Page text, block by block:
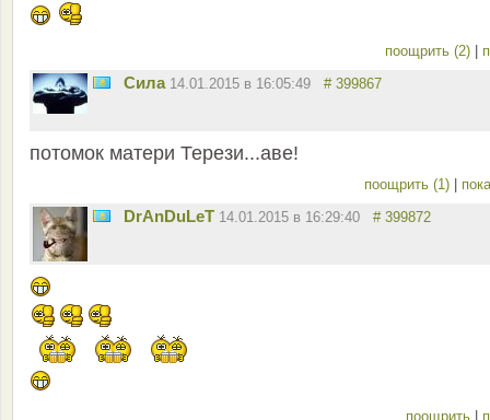
поощрить (2)
Сила 14.01.2015 в 16:05:49 # 399867
потомок матери Терези...аве!
поощрить (1)
DrAnDuLeT 14.01.2015 в 16:29:40 # 399872
поощрить